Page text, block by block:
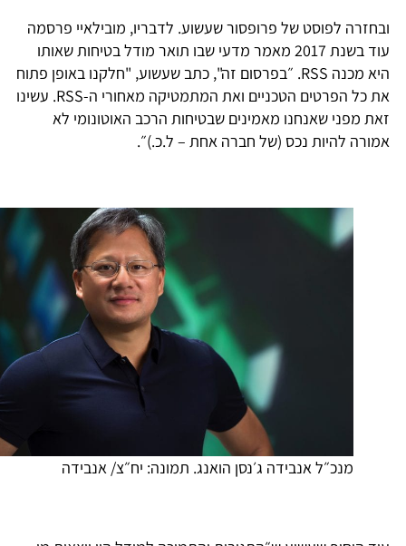
לפוסט של פרופסור שעשוע. לדבריו, מובילאיי פרסמה
עוד בשנת 2017 מאמר מדעי שבו תואר מודל בטיחות שאותו
היא מכנה RSS. ״בפרסום זה", כתב שעשוע, "חלקנו באופן פתוח
את כל הפרטים הטכניים ואת המתמטיקה מאחורי ה-RSS. עשינו
מפני שאנחנו מאמינים שבטיחות הרכב האוטונומי לא
להיות נכס (של חברה אחת – ל.כ.)״.
מנכ״ל אנבידה ג׳נסן הואנג. תמונה: יח״צ/ אנבידה